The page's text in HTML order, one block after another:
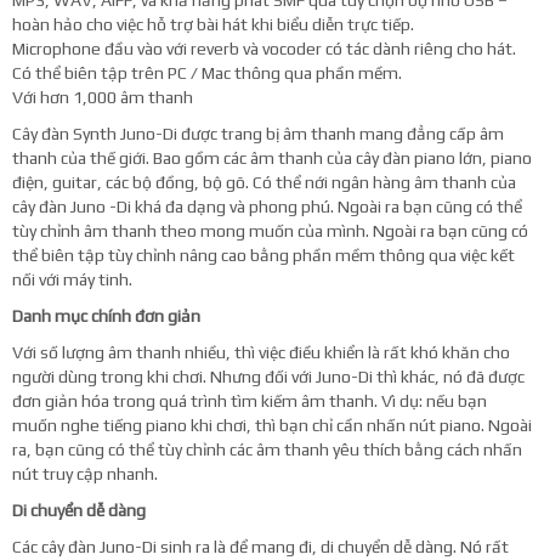
hoàn hảo cho việc hỗ trợ bài hát khi biểu diễn trực tiếp.
Microphone đầu vào với reverb và vocoder có tác dành riêng cho hát.
Có thể biên tập trên PC / Mac thông qua phần mềm.
Với hơn 1,000 âm thanh
Cây đàn Synth Juno-Di được trang bị âm thanh mang đẳng cấp âm
thanh của thế giới. Bao gồm các âm thanh của cây đàn piano lớn, piano
điện, guitar, các bộ đồng, bộ gõ. Có thể nới ngân hàng âm thanh của
cây đàn Juno -Di khá đa dạng và phong phú. Ngoài ra bạn cũng có thể
tùy chỉnh âm thanh theo mong muốn của mình. Ngoài ra bạn cũng có
thể biên tập tùy chỉnh nâng cao bằng phần mềm thông qua việc kết
nối với máy tinh.
Danh mục chính đơn giản
Với số lượng âm thanh nhiều, thì việc điều khiển là rất khó khăn cho
người dùng trong khi chơi. Nhưng đối với Juno-Di thì khác, nó đã được
đơn giản hóa trong quá trình tìm kiếm âm thanh. Vì dụ: nếu bạn
muốn nghe tiếng piano khi chơi, thì bạn chỉ cần nhấn nút piano. Ngoài
ra, bạn cũng có thể tùy chỉnh các âm thanh yêu thích bằng cách nhấn
nút truy cập nhanh.
Di chuyển dễ dàng
Các cây đàn Juno-Di sinh ra là để mang đi, di chuyển dễ dàng. Nó rất